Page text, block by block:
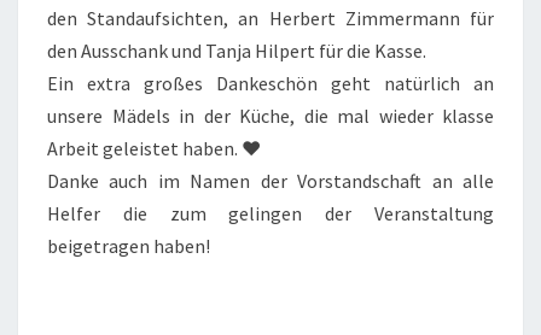
den Standaufsichten, an Herbert Zimmermann für
den Ausschank und Tanja Hilpert für die Kasse.
Ein extra großes Dankeschön geht natürlich an
unsere Mädels in der Küche, die mal wieder klasse
Arbeit geleistet haben. ❤️
Danke auch im Namen der Vorstandschaft an alle
Helfer die zum gelingen der Veranstaltung
beigetragen haben!